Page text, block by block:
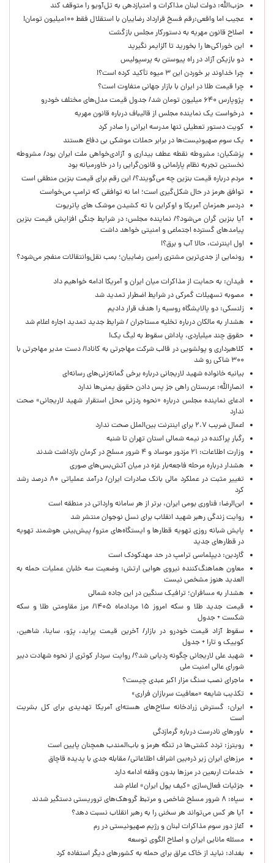
حزب‌الله: دولت لبنان مذاکرات و امتیازدهی به تل‌آویو را متوقف کند
عجیب اما واقعی:رقم فسخ قرارداد رضاییان با استقلال فقط ۱۰۰میلیون تومان!
اصلاح قانون مهریه به دستورکار مجلس بازگشت
این خوراکی‌ها را بخورید تا آلزایمر نگیرید
دو بازیکن آزاد در راه پیوستن به پرسپولیس
چرا خداوند بر خوردن این ۳ میوه تأکید کرده است؟!
چرا قیمت طلا در ایران با بازار جهانی متفاوت است؟
پژوپارس ۶۴۰ میلیون تومان شد/ جدول قیمت مدل‌های مختلف خودرو
درخواست یک نماینده مجلس از قالیباف درباره قانون مهریه
کویت دستور تعطیلی تنها مدرسه ایرانی را صادر کرد
یک‌ سوم صهیونیست‌ها در برابر حملات موشکی بی دفاع هستند
پزشکیان: مشروطه نقطه عطف بیداری و آزادی‌خواهی ملت ایران بود/ مشروطه
نخستین تجربه نظام پارلمانی و قانون‌گرایی را در خاورمیانه بود
مردم درباره قیمت بنزین چه می‌گویند؟/ این رقم برای قیمت بنزین منطقی است
توافق هرمز در حال شکل‌گیری است؛ اما نه توافقی که ترامپ می‌خواست
دردسر همزمان آمریکا و اوکراین با ته کشیدن موشک های پاتریوت
آیا بنزین گران می‌شود؟/ نماینده مجلس: در شرایط جنگی افزایش قیمت بنزین
پیامدهای گسترده اجتماعی و امنیتی خواهد داشت
اول اینترنت، حالا آب و برق؟!
رونمایی از جدی‌ترین مشتری رامین رضاییان؛ بمب نقل‌وانتقالات منفجر می‌شود؟
فیدان: به حمایت از مذاکرات میان ایران و آمریکا ادامه خواهیم داد
مصوبه تسهیلات گمرکی در شرایط اضطرار تمدید شد
زلنسکی: دو پالایشگاه روسیه را هدف قرار دادیم
هشدار به مالکان درباره تخلیه مستاجران / شرایط جدید تمدید اجاره اعلام شد
حقوق چند میلیاردی، پاداش سقوط به لیگ یک!
کلاهبرداری و پولشویی در قالب شرکت مهاجرتی به کانادا/ دست مدیر مهاجرتی با
۳۰۰ شاکی رو شد
بیانیه خانواده شهید لاریجانی درباره برخی گمانه‌زنی‌های رسانه‌ای
انصارالله: عربستان راهی جز پس دادن حقوق یمنی‌ها ندارد
ادعای نماینده مجلس درباره «نحوه ردزنی محل استقرار شهید لاریجانی» صحت
ندارد
اعمال ضریب ۲.۷ برای اینترنت بین‌الملل صحت ندارد
رگبار پراکنده در نیمه شمالی استان تهران تا شنبه
وزارت اطلاعات: ۲۱ مزدور موساد و ۴ شرور مسلح در کرمان بازداشت شدند
هشدار درباره مرحله فاجعه‌بار غزه در میان آتش‌بس‌های صوری
تغییر مثبت در عملکرد مالی بانک صادرات ایران/ درآمد عملیاتی ۸۰ درصد رشد
کرد
ابن‌الرضا: فناوری بومی ایران، برتر از هر سامانه وارداتی در منطقه است
روایت زندگی رهبر شهید انقلاب برای نسل نوجوان منتشر شد
پایش شبانه روزی تهویه قطارها و ایستگاه‌های مترو/ پیش‌بینی هوشمند تهویه
در قطارهای جدید
گاردین: دیپلماسی ترامپ در حد مهدکودک است
معاون هماهنگ‌کننده نیروی هوایی ارتش: وضعیت سه خلبان عملیات حمله به
العدید هنوز مشخص نیست
هشدار به مسافران؛ ترافیک سنگین در این جاده شمالی
قیمت جدید طلا و سکه امروز ۱۵ مردادماه ۱۴۰۵/ مرز مقاومتی طلا و سکه
شکست + جدول
سقوط آزاد قیمت خودرو در بازار/ آخرین قیمت پراید، پژو، ساینا، شاهین،
کوییک و تارا + جدول
شهید علی لاریجانی چگونه ردیابی شد؟/ روایت سردار کوثری از نحوه شهادت دبیر
شورای عالی امنیت ملی
ماجرای نصب سنگ مزار اکبر عبدی چیست؟
تکذیب شایعه «معافیت سربازان فراری»
ایران: گسترش زرادخانه سلاح‌های هسته‌ای آمریکا تهدیدی برای کل بشریت
است
باورهای نادرست درباره گرمازدگی
رویترز: تردد کشتی‌ها در تنگه هرمز و باب‌المندب همچنان پایین است
مرزهای ایران زیر ذره‌بین اشراف اطلاعاتی/ مقابله جدی با پدیده قاچاق
خدمات اربعین در مرزها بدون وقفه ادامه دارد
جزئیات فعال‌سازی «کیف پول ایران» اعلام شد
سپاه: ۸ شرور مسلح شاخص و مرتبط گروهک‌های تروریستی دستگیر شدند
آیا هر کس می‌تواند هر سخنی را به رهبر انقلاب نسبت دهد؟
آغاز دور سوم مذاکرات لبنان و رژیم صهیونیستی در رم
مسئله مانایی ایران و اصلاح الگوی توسعه
بغداد: نباید از خاک عراق برای حمله به کشورهای دیگر استفاده کرد